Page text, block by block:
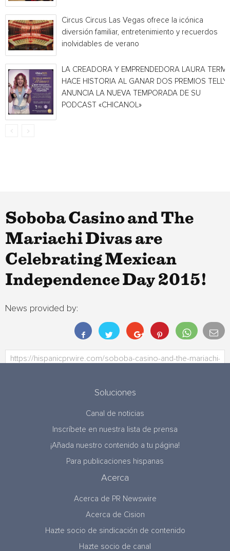
Circus Circus Las Vegas ofrece la icónica
diversión familiar, entretenimiento y recuerdos
inolvidables de verano
LA CREADORA Y EMPRENDEDORA LAURA
HACE HISTORIA AL GANAR DOS PREMIOS TELLY
ANUNCIA LA NUEVA TEMPORADA DE SU
PODCAST «CHICANOL»
Soboba Casino and The
Mariachi Divas are
Celebrating Mexican
Independence Day 2015!
News provided by:
Soluciones
Canal de noticias
Inscríbete en nuestra lista de prensa
¡Añada nuestro contenido a tu página!
Para publicaciones hispanas
Acerca
Acerca de PR Newswire
Acerca de Cision
Hazte socio de sindicación de contenido
Hazte socio de canal